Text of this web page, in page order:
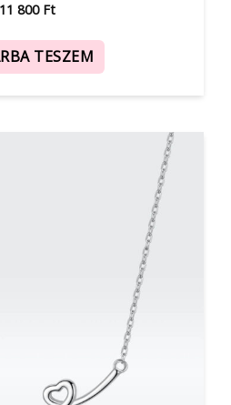
11 800 Ft
TESZEM